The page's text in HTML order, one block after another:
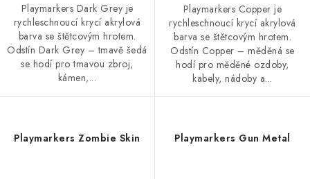
Playmarkers Dark Grey je
rychleschnoucí krycí akrylová
barva se štětcovým hrotem.
Odstín Dark Grey – tmavě šedá
se hodí pro tmavou zbroj,
kámen,...
Playmarkers Copper je
rychleschnoucí krycí akrylová
barva se štětcovým hrotem.
Odstín Copper – měděná se
hodí pro měděné ozdoby,
kabely, nádoby a...
Playmarkers Zombie Skin Playmarkers Gun Metal